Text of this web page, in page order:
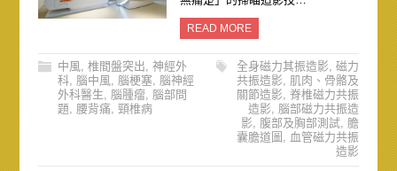
READ MORE
中風, 椎間盤突出, 神經外
科, 腦中風, 腦梗塞, 腦神經
外科醫生, 腦腫瘤, 腦部問
題, 腰背痛, 頸椎病
全身磁力其振造影,磁力
共振造影, 肌肉、骨骼及
關節造影,脊椎磁力共振
造影,腦部磁力共振造
影, 腹部及胸部測試, 膽
囊膽道圖 , 血管磁力共振
造影